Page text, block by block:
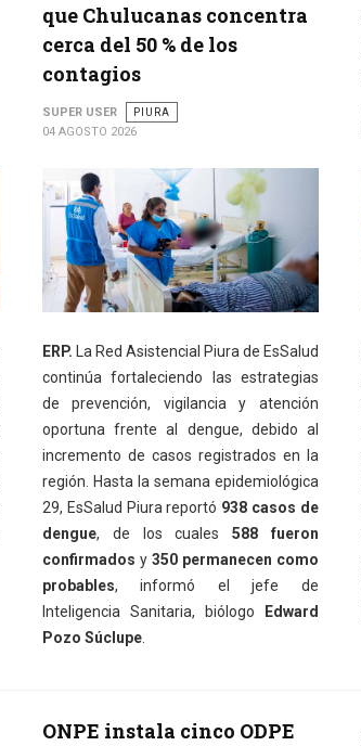
que Chulucanas concentra
cerca del 50 % de los
contagios
SUPER USER
PIURA
04 AGOSTO 2026
ERP. La Red Asistencial Piura de EsSalud
continúa fortaleciendo las estrategias
de prevención, vigilancia y atención
oportuna frente al dengue, debido al
incremento de casos registrados en la
región. Hasta la semana epidemiológica
29, EsSalud Piura reportó 938 casos de
dengue, de los cuales588 fueron
confirmados y 350 permanecen como
probables, informó el jefe de
Inteligencia Sanitaria, biólogo
Edward
Pozo Súclupe.
ONPE instala cinco ODPE